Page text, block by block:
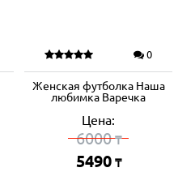
0
Женская футболка Наша
любимка Варечка
Цена:
6000₸
5490 ₸